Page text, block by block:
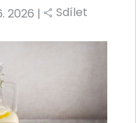
2026 | Sdílet